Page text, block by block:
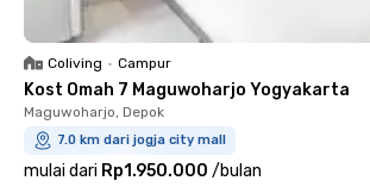
Coliving • Campur
Kost Omah 7 Maguwoharjo Yogyakarta
Maguwoharjo, Depok
7.0 km dari jogja city mall
mulai dari Rp1.950.000 /bulan